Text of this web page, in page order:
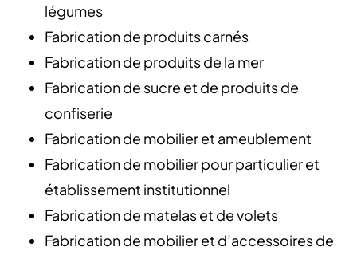
légumes
Fabrication de produits carnés
Fabrication de produits de la mer
Fabrication de sucre et de produits de
confiserie
Fabrication de mobilier et ameublement
Fabrication de mobilier pour particulier et
établissement institutionnel
Fabrication de matelas et de volets
Fabrication de mobilier et d’accessoires de